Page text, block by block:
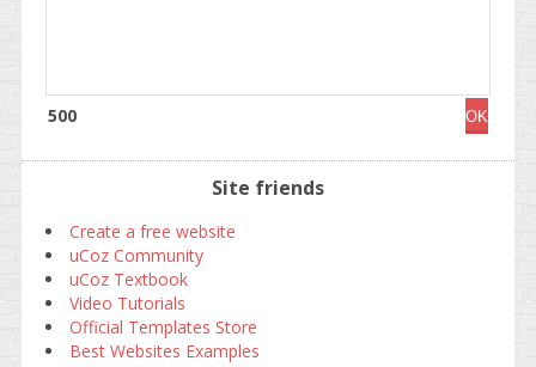
500
Site friends
Create a free website
uCoz Community
uCoz Textbook
Video Tutorials
Official Templates Store
Best Websites Examples